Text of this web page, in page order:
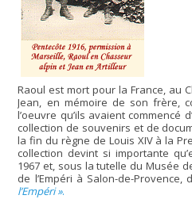
Raoul est mort pour la France, au
Jean, en mémoire de son frère,
l’oeuvre qu’ils avaient commencé
collection de souvenirs et de
la fin du règne de Louis XIV à la
collection devint si importante
1967 et, sous la tutelle du Musée
de l’Empéri à Salon-de-Provence,
l’Empéri ».